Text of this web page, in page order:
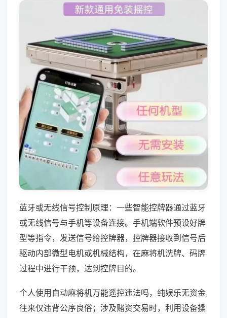
蓝牙或无线信号控制原理：一些智能控牌器通过蓝牙
或无线信号与手机等设备连接。手机端软件预设好牌
型等指令，发送信号给控牌器，控牌器接收到信号后
驱动内部微型电机或机械结构，在麻将机洗牌、码牌
过程中进行干预，达到控牌目的。
个人使用自动麻将机万能遥控违法吗，纯娱乐无资金
往来仅违背公序良俗；涉及赌资交易时，利用设备操